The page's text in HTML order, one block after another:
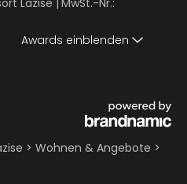
Awards einblenden
> Wohnen & Angebote >